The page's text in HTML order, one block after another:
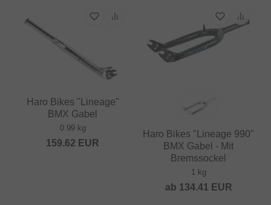
Haro Bikes "Lineage"
BMX Gabel
0.99 kg
159.62 EUR
Haro Bikes "Lineage 990"
BMX Gabel - Mit
Bremssockel
1 kg
ab 134.41 EUR